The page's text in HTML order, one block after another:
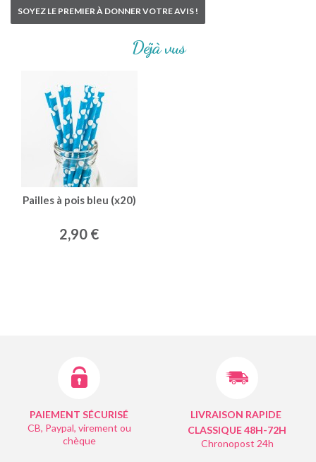
SOYEZ LE PREMIER À DONNER VOTRE AVIS !
Déjà vus
Pailles à pois bleu (x20)
2,90 €
PAIEMENT SÉCURISÉ
CB, Paypal, virement ou
chèque
LIVRAISON RAPIDE
CLASSIQUE 48H-72H
Chronopost 24h